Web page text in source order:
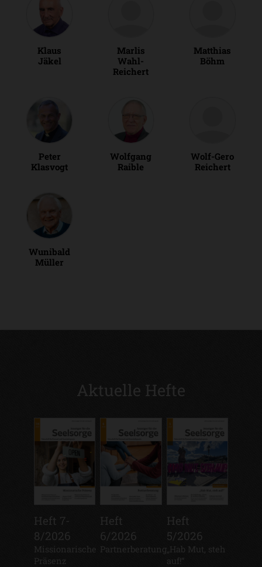
Klaus
Jäkel
Marlis
Wahl-
Reichert
Matthias
Böhm
Peter
Klasvogt
Wolfgang
Raible
Wolf-Gero
Reichert
Wunibald
Müller
Aktuelle Hefte
Heft 7-
8/2026
:
Missionarische
Präsenz
Heft
6/2026
:
Partnerberatung
Heft
5/2026
:
„Hab Mut, steh
auf!“